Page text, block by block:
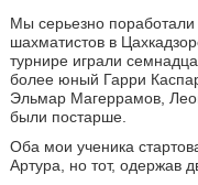
Мы серьезно
шахматистов в
турнире играли
более юный Гарри
Эльмар Магеррамов,
были постарше.
Оба мои ученика
Артура, но тот, одержав